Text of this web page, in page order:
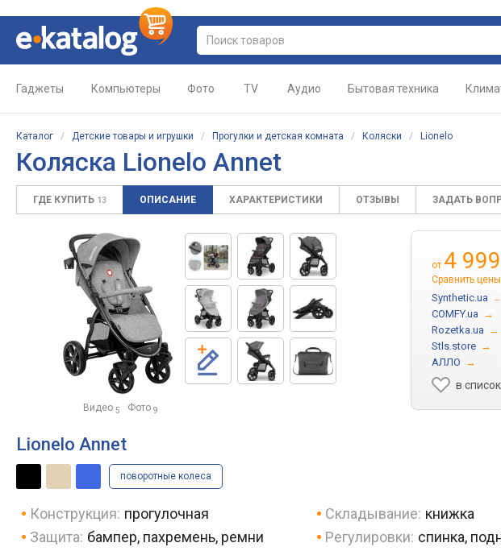
Гаджеты Компьютеры Фото TV Аудио Бытовая техника
Каталог / Детские товары и игрушки / Прогулки и детская комната / Коляски / Lionelo
Коляска Lionelo Annet
ГДЕ КУПИТЬ 13 ОПИСАНИЕ ХАРАКТЕРИСТИКИ ОТЗЫВЫ ЗАДАТЬ
Видео 5 Фото 9
от 4 999
Сравнить цены
Synthetic.ua →
COMFY.ua →
Rozetka.ua →
Stls.store →
АЛЛО →
в список
Lionelo Annet
поворотные колеса
Конструкция: прогулочная Складывание: книжка
Защита: бампер, пахремень, ремни Регулировки: спинка,